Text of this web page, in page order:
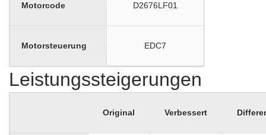
Motorcode D2676LF01
Motorsteuerung EDC7
Leistungssteigerungen
Original Verbessert